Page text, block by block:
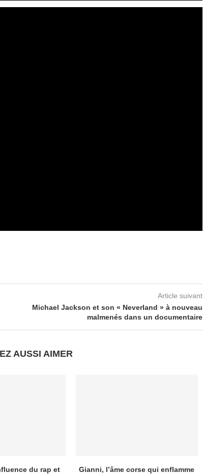
Article suivant
Michael Jackson et son « Neverland » à nouveau
malmenés dans un documentaire
AUSSI AIMER
du rap et Gianni, l’âme corse qui enflamme